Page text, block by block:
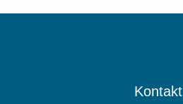
Kontakt